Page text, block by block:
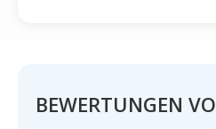
BEWERTUNGEN